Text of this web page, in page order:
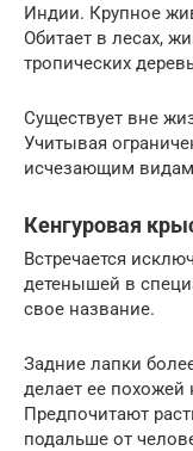
Индии. Крупное
Обитает в лесах,
тропических
Существует вне
Учитывая
исчезающим
Кенгуровая
Встречается
детенышей в
свое название.
Задние лапки
делает ее похожей
Предпочитают
подальше от